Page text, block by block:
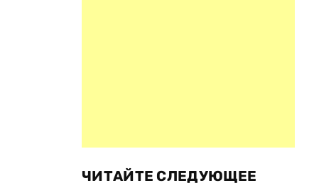
ЧИТАЙТЕ СЛЕДУЮЩЕЕ